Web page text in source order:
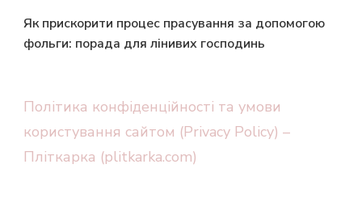
Як прискорити процес прасування за допомогою
фольги: порада для лінивих господинь
Політика конфіденційності та умови
користування сайтом (Privacy Policy) –
Пліткарка (plitkarka.com)